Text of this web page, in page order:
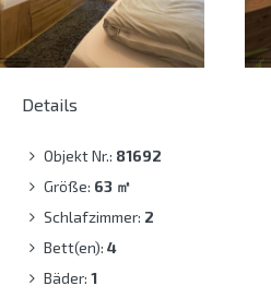
Details
Objekt Nr.: 81692
Größe: 63 ㎡
Schlafzimmer: 2
Bett(en): 4
Bäder: 1